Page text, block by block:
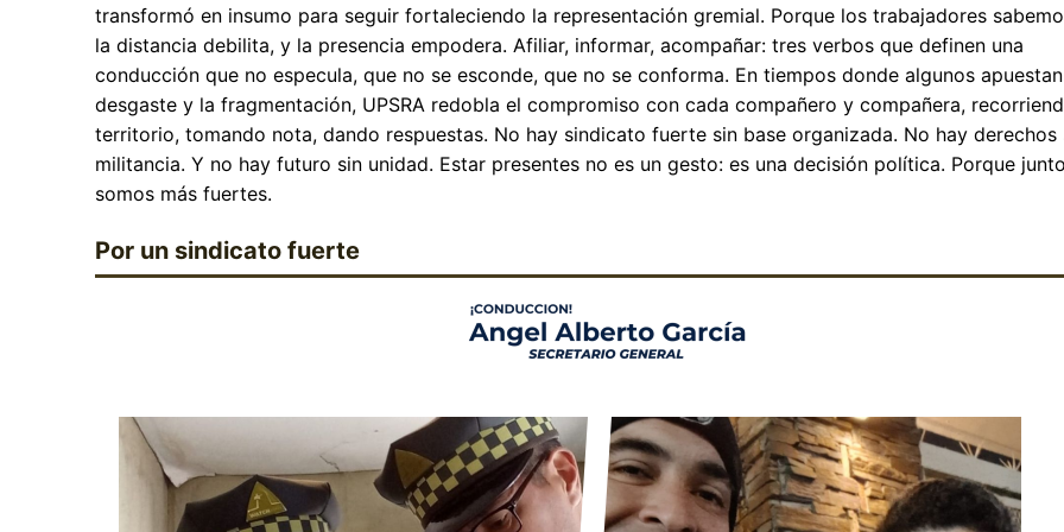
transformó en insumo para seguir fortaleciendo la representación gremial. Porque los trabajadores
la distancia debilita, y la presencia empodera. Afiliar, informar, acompañar: tres verbos que definen una
conducción que no especula, que no se esconde, que no se conforma. En tiempos donde algunos
desgaste y la fragmentación, UPSRA redobla el compromiso con cada compañero y compañera,
territorio, tomando nota, dando respuestas. No hay sindicato fuerte sin base organizada. No hay derechos
militancia. Y no hay futuro sin unidad. Estar presentes no es un gesto: es una decisión política. Porque
somos más fuertes.
Por un sindicato fuerte